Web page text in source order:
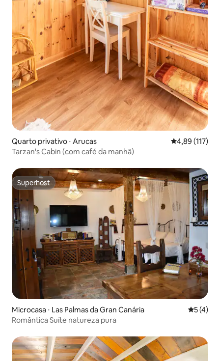
Quarto privativo ⋅ Arucas 4,89 de uma
4,89 (117)
Tarzan's Cabin (com café da manhã)
Superhost
Superhost
Microcasa ⋅ Las Palmas da Gran Canária 5 de
5 (4)
Romântica Suíte natureza pura